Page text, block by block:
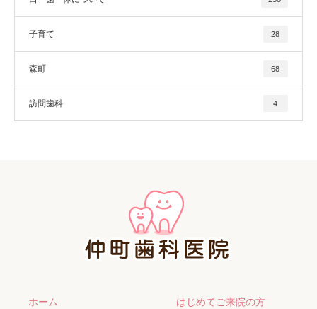
子育て 28
森町 68
訪問歯科 4
ホーム はじめてご来院の方